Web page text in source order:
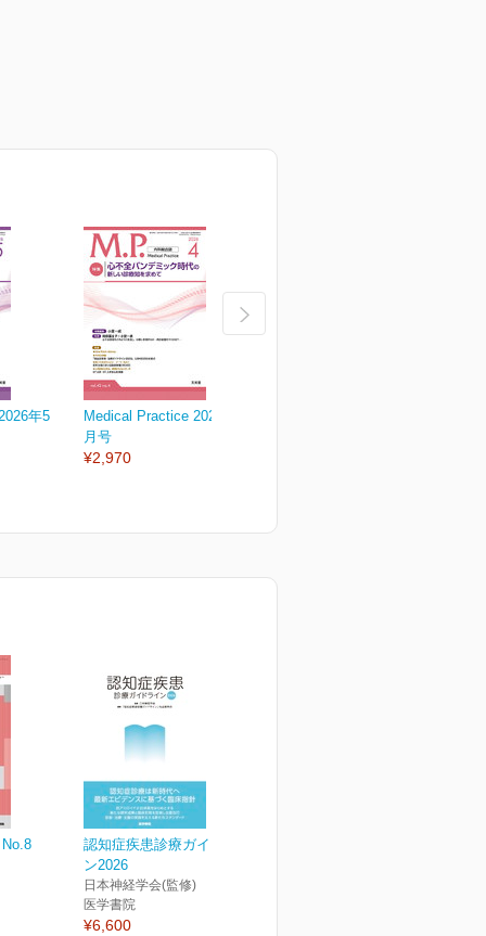
年5
Medical Practice 2026年4
月号
¥2,970
認知症疾患診療ガイドライ
ン2026
日本神経学会(監修)
医学書院
¥6,600